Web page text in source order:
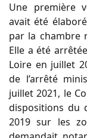
Une première
avait été
par la chambre
Elle a été
Loire en juillet
de l’arrêté
juillet 2021, le
dispositions du
2019 sur les